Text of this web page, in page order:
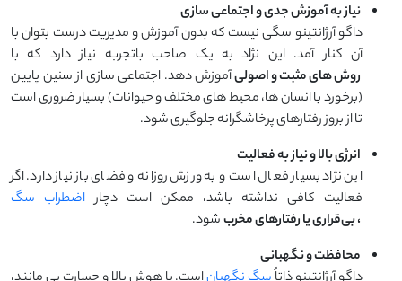
نیاز به آموزش جدی و اجتماعی ‌سازی
داگو آرژانتینو سگی نیست که بدون آموزش و مدیریت درست بتوان با
آن کنار آمد. این نژاد به یک صاحب باتجربه نیاز دارد که با
روش‌ های مثبت و اصولیآموزش دهد. اجتماعی ‌سازی از سنین پایین
(برخورد با انسان ‌ها، محیط‌ های مختلف و حیوانات) بسیار ضروری است
تا از بروز رفتارهای پرخاشگرانه جلوگیری شود.
انرژی بالا و نیاز به فعالیت
این نژاد بسیار فعال است و به ورزش روزانه و فضای باز نیاز دارد. اگر
فعالیت کافی نداشته باشد، ممکن است دچار اضطراب سگ
، بی‌قراری یا رفتارهای مخربشود.
محافظت و نگهبانی